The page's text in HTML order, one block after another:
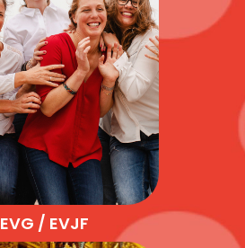
EVG / EVJF